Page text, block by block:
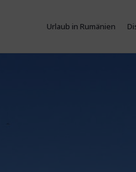
Urlaub in Rumänien